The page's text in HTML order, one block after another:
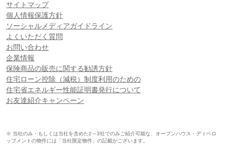
サイトマップ
個人情報保護方針
ソーシャルメディアガイドライン
よくいただく質問
お問い合わせ
企業情報
保険商品の販売に関する勧誘方針
住宅ローン控除（減税）制度利用のための
住宅省エネルギー性能証明書発行について
お友達紹介キャンペーン
※ 当社のみ・もしくは当社を含めた2～3社でのみご紹介可能な、オープンハウス・ディベロ
ップメントの物件には「当社限定物件」の記載がございます。